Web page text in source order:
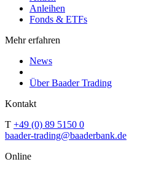
Anleihen
Fonds & ETFs
Mehr erfahren
News
Über Baader Trading
Kontakt
T +49 (0) 89 5150 0
baader-trading@baaderbank.de
Online